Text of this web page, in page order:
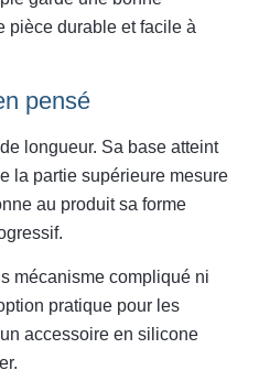
pièce durable et facile à
pensé
longueur. Sa base atteint
la partie supérieure mesure
au produit sa forme
mécanisme compliqué ni
pratique pour les
accessoire en silicone